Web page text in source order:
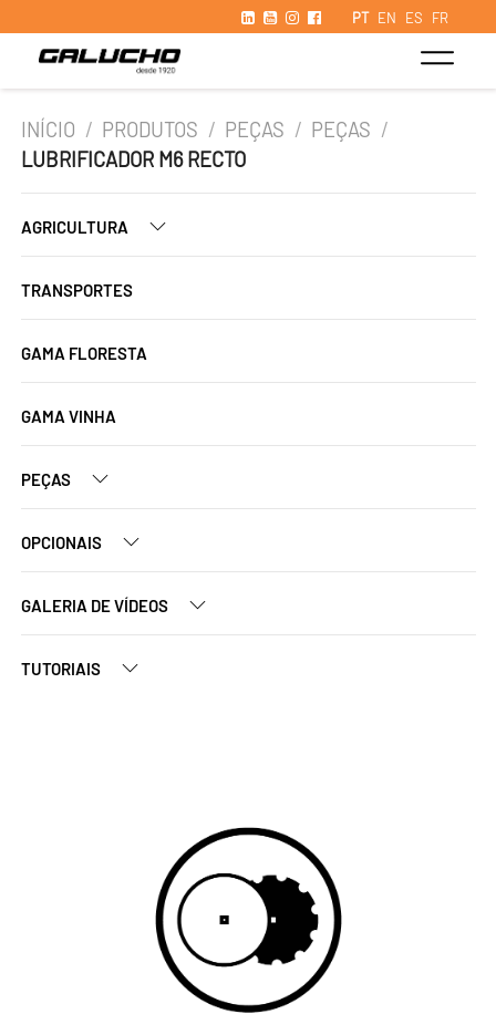
PT EN ES FR
INÍCIO / PRODUTOS / PEÇAS / PEÇAS /
LUBRIFICADOR M6 RECTO
AGRICULTURA
TRANSPORTES
GAMA FLORESTA
GAMA VINHA
PEÇAS
OPCIONAIS
GALERIA DE VÍDEOS
TUTORIAIS